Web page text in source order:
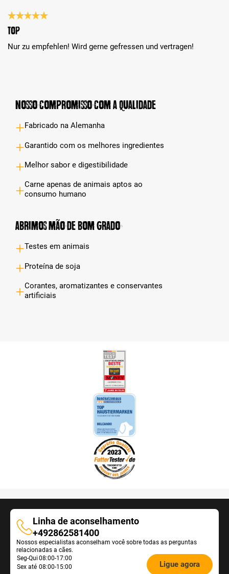
Análise com classificação de 5 de 5 estrelas
top
Nur zu empfehlen! Wird gerne gefressen und vertragen!
Nosso compromisso com a qualidade
Fabricado na Alemanha
Garantido com os melhores ingredientes
Melhor sabor e digestibilidade
Carne apenas de animais aptos ao
consumo humano
Abrimos mão de bom grado
Testes em animais
Proteína de soja
Corantes, aromatizantes e conservantes
artificiais
Linha de aconselhamento
Linha
de
aconselhamento
+492862581400
Nossos especialistas aconselham você sobre todas as perguntas
relacionadas a cães.
Öffnungszeiten
Seg-Qui 08:00-17:00
Sex até 08:00-15:00 Ligue agora